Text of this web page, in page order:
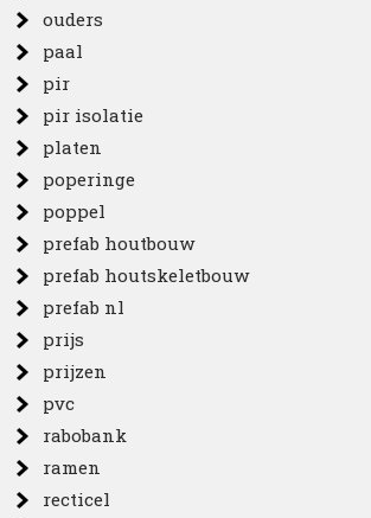
ouders
paal
pir
pir isolatie
platen
poperinge
poppel
prefab houtbouw
prefab houtskeletbouw
prefab nl
prijs
prijzen
pvc
rabobank
ramen
recticel